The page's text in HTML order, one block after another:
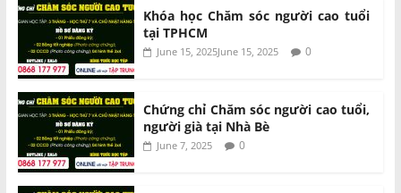
Khóa học Chăm sóc người cao tuổi
tại TPHCM
June 15, 2025June 15, 2025 0
Chứng chỉ Chăm sóc người cao tuổi,
người già tại Nhà Bè
June 7, 2025 0